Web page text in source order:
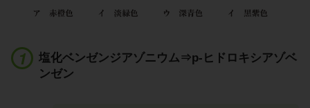
塩化ベンゼンジアゾニウム⇒p-ヒドロキシアゾベ
ンゼン